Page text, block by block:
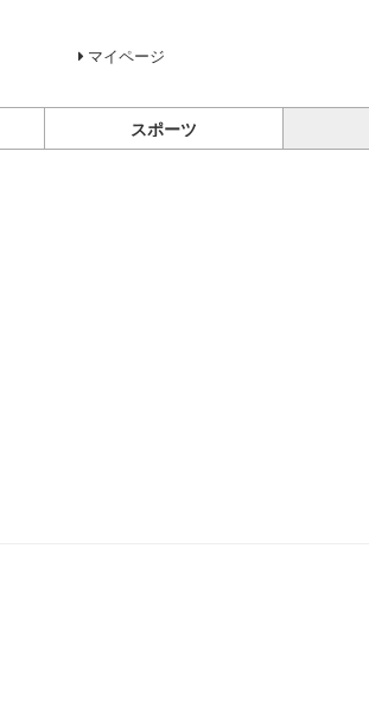
マイページ
スポーツ